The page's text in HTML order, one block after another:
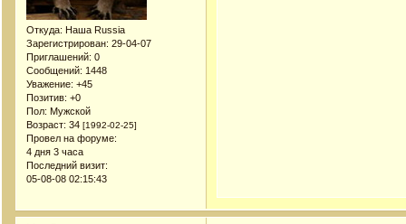
Откуда: Наша Russia
Зарегистрирован: 29-04-07
Приглашений: 0
Сообщений: 1448
Уважение: +45
Позитив: +0
Пол: Мужской
Возраст: 34 [1992-02-25]
Провел на форуме:
4 дня 3 часа
Последний визит:
05-08-08 02:15:43